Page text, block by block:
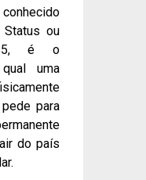
ou
é o
uma
para
do país